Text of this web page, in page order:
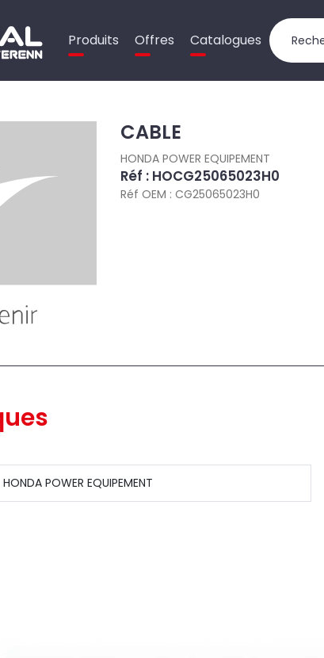
Produits Offres Catalogues
CABLE
HONDA POWER EQUIPEMENT
Réf : HOCG25065023H0
Réf OEM : CG25065023H0
HONDA POWER EQUIPEMENT